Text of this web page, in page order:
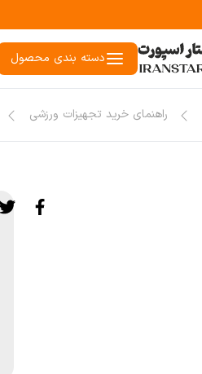
دسته بندی محصول
راهنمای خرید تجهیزات ورزشی